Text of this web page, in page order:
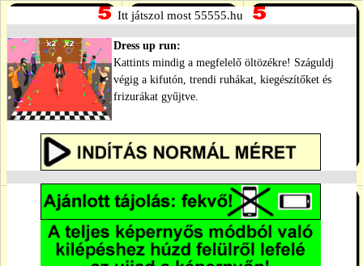
Itt játszol most 55555.hu
Dress up run:
Kattints mindig a megfelelő öltözékre! Száguldj
végig a kifutón, trendi ruhákat, kiegészítőket és
frizurákat gyűjtve.